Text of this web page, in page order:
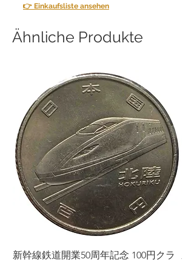
👉 Einkaufsliste ansehen
Ähnliche Produkte
新幹線鉄道開業50周年記念 100円クラ